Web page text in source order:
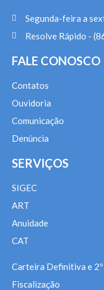
Segunda-feira a
Resolve Rápido -
FALE CONOSCO
Contatos
Ouvidoria
Comunicação
Denúncia
SERVIÇOS
SIGEC
ART
Anuidade
CAT
Carteira Definitiva e
Fiscalização